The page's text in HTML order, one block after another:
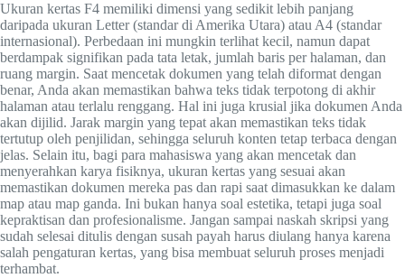
Ukuran kertas F4 memiliki dimensi yang sedikit lebih panjang
daripada ukuran Letter (standar di Amerika Utara) atau A4 (standar
internasional). Perbedaan ini mungkin terlihat kecil, namun dapat
berdampak signifikan pada tata letak, jumlah baris per halaman, dan
ruang margin. Saat mencetak dokumen yang telah diformat dengan
benar, Anda akan memastikan bahwa teks tidak terpotong di akhir
halaman atau terlalu renggang. Hal ini juga krusial jika dokumen Anda
akan dijilid. Jarak margin yang tepat akan memastikan teks tidak
tertutup oleh penjilidan, sehingga seluruh konten tetap terbaca dengan
jelas. Selain itu, bagi para mahasiswa yang akan mencetak dan
menyerahkan karya fisiknya, ukuran kertas yang sesuai akan
memastikan dokumen mereka pas dan rapi saat dimasukkan ke dalam
map atau map ganda. Ini bukan hanya soal estetika, tetapi juga soal
kepraktisan dan profesionalisme. Jangan sampai naskah skripsi yang
sudah selesai ditulis dengan susah payah harus diulang hanya karena
salah pengaturan kertas, yang bisa membuat seluruh proses menjadi
terhambat.